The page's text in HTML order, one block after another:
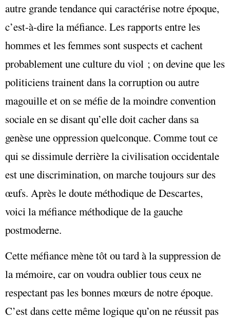
autre grande tendance qui caractérise notre époque,
c’est-à-dire la méfiance. Les rapports entre les
hommes et les femmes sont suspects et cachent
probablement une culture du viol ; on devine que les
politiciens trainent dans la corruption ou autre
magouille et on se méfie de la moindre convention
sociale en se disant qu’elle doit cacher dans sa
genèse une oppression quelconque. Comme tout ce
qui se dissimule derrière la civilisation occidentale
est une discrimination, on marche toujours sur des
œufs. Après le doute méthodique de Descartes,
voici la méfiance méthodique de la gauche
postmoderne.
Cette méfiance mène tôt ou tard à la suppression de
la mémoire, car on voudra oublier tous ceux ne
respectant pas les bonnes mœurs de notre époque.
C’est dans cette même logique qu’on ne réussit pas